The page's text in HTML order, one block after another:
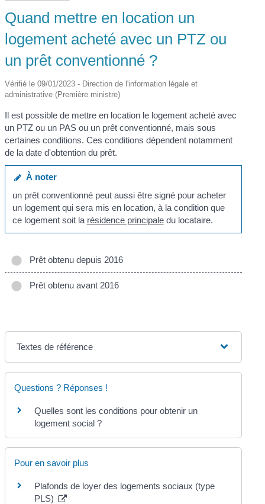
Quand mettre en location un
logement acheté avec un PTZ ou
un prêt conventionné ?
Vérifié le 09/01/2023 - Direction de l'information légale et
administrative (Première ministre)
Il est possible de mettre en location le logement acheté avec
un PTZ ou un PAS ou un prêt conventionné, mais sous
certaines conditions. Ces conditions dépendent notamment
de la date d'obtention du prêt.
À noter
un prêt conventionné peut aussi être signé pour acheter
un logement qui sera mis en location, à la condition que
ce logement soit la résidence principaledu locataire.
Prêt obtenu depuis 2016
Prêt obtenu avant 2016
Textes de référence
Questions ? Réponses !
Quelles sont les conditions pour obtenir un
logement social ?
Pour en savoir plus
Plafonds de loyer des logements sociaux (type
PLS)